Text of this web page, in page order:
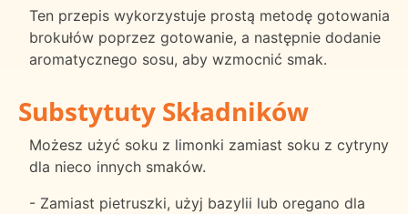
Ten przepis wykorzystuje prostą metodę gotowania
brokułów poprzez gotowanie, a następnie dodanie
aromatycznego sosu, aby wzmocnić smak.
Substytuty Składników
Możesz użyć soku z limonki zamiast soku z cytryny
dla nieco innych smaków.
- Zamiast pietruszki, użyj bazylii lub oregano dla